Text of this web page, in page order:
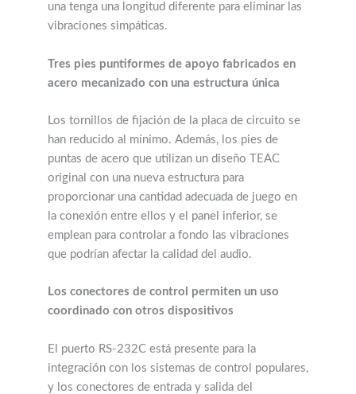
una tenga una longitud diferente para eliminar las
vibraciones simpáticas.
Tres pies puntiformes de apoyo fabricados en
acero mecanizado con una estructura única
Los tornillos de fijación de la placa de circuito se
han reducido al mínimo. Además, los pies de
puntas de acero que utilizan un diseño TEAC
original con una nueva estructura para
proporcionar una cantidad adecuada de juego en
la conexión entre ellos y el panel inferior, se
emplean para controlar a fondo las vibraciones
que podrían afectar la calidad del audio.
Los conectores de control permiten un uso
coordinado con otros dispositivos
El puerto RS-232C está presente para la
integración con los sistemas de control populares,
y los conectores de entrada y salida del